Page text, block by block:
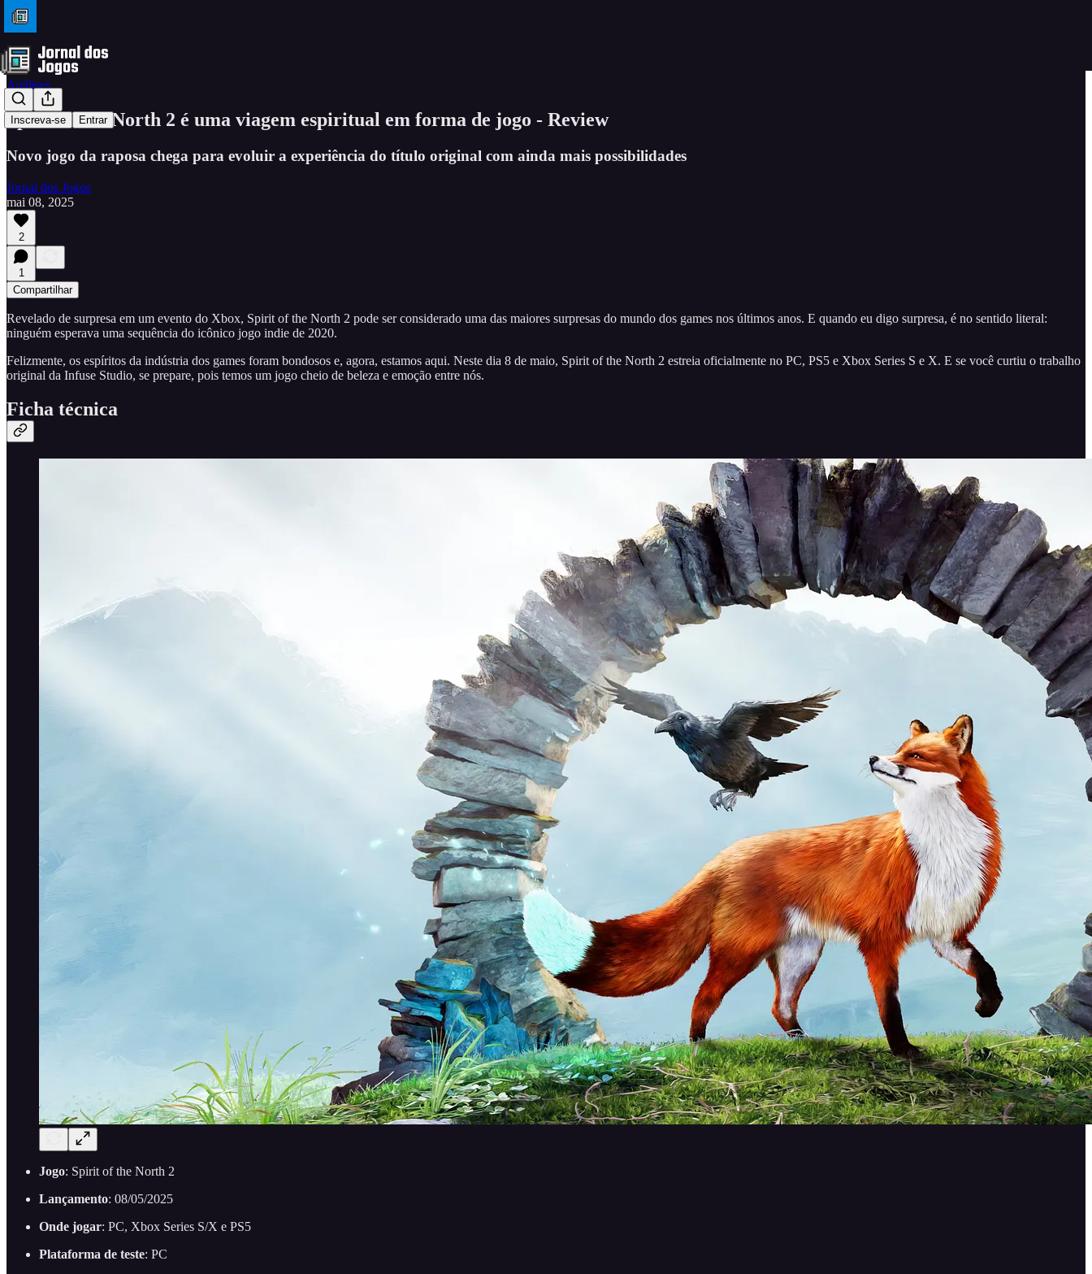
Inscreva-se Entrar
Análises
Spirit of the North 2 é uma viagem espiritual em forma de jogo - Review
Novo jogo da raposa chega para evoluir a experiência do título original com ainda mais possibilidades
Jornal dos Jogos
mai 08, 2025
2
1
Compartilhar
Revelado de surpresa em um evento do Xbox, Spirit of the North 2 pode ser considerado uma das maiores surpresas do mundo dos games nos últimos anos. E quando eu digo surpresa, é no sentido literal:
ninguém esperava uma sequência do icônico jogo indie de 2020.
Felizmente, os espíritos da indústria dos games foram bondosos e, agora, estamos aqui. Neste dia 8 de maio, Spirit of the North 2 estreia oficialmente no PC, PS5 e Xbox Series S e X. E se você curtiu o trabalho
original da Infuse Studio, se prepare, pois temos um jogo cheio de beleza e emoção entre nós.
Ficha técnica
Jogo: Spirit of the North 2
Lançamento: 08/05/2025
Onde jogar: PC, Xbox Series S/X e PS5
Plataforma de teste: PC